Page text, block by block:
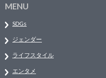
MENU
SDGs
ジェンダー
ライフスタイル
エンタメ